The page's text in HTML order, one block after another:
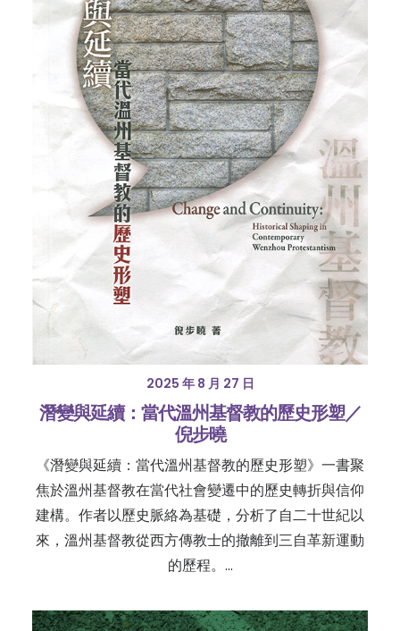
2025 年 8 月 27 日
潛變與延續：當代溫州基督教的歷史形塑／
倪步曉
《潛變與延續：當代溫州基督教的歷史形塑》一書聚
焦於溫州基督教在當代社會變遷中的歷史轉折與信仰
建構。作者以歷史脈絡為基礎，分析了自二十世紀以
來，溫州基督教從西方傳教士的撤離到三自革新運動
的歷程。…